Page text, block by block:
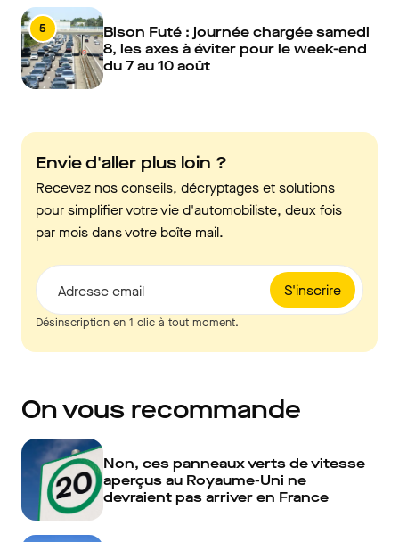
5
Bison Futé : journée chargée samedi
8, les axes à éviter pour le week-end
du 7 au 10 août
Envie d'aller plus loin ?
Recevez nos conseils, décryptages et solutions
pour simplifier votre vie d'automobiliste, deux fois
par mois dans votre boîte mail.
S'inscrire
Adresse email
Désinscription en 1 clic à tout moment.
On vous recommande
Non, ces panneaux verts de vitesse
aperçus au Royaume-Uni ne
devraient pas arriver en France